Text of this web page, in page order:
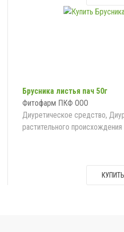
Брусника листья пач 50г
Фитофарм ПКФ ООО
Диуретическое средство,
растительного происхождения
КУПИТЬ